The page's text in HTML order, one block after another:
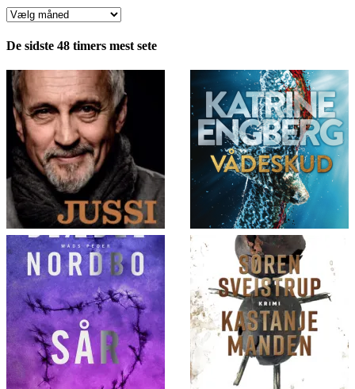
Anmeldelser
pr.
De sidste 48 timers mest sete